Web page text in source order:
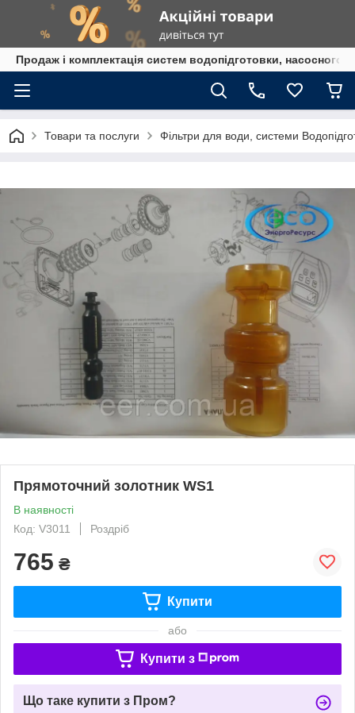
Продаж і комплектація систем водопідготовки, насосного
Товари та послуги Фільтри для води, системи
Прямоточний золотник WS1
В наявності
Код: V3011
Роздріб
765 ₴
Купити
або
Купити з
Що таке купити з Пром?